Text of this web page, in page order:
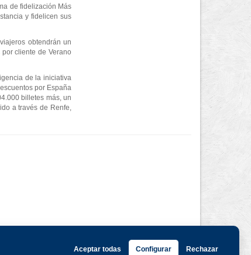
Aceptar todas Configurar Rechazar
de fidelización Más
y fidelicen sus
obtendrán un
cliente de Verano
de la iniciativa
por España
billetes más, un
a través de Renfe,